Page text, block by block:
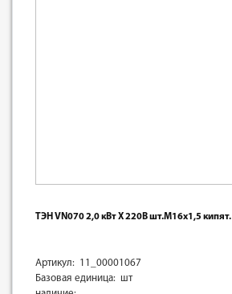
ТЭН VN070 2,0 кВт X 220В шт.М16х1,5 кипят.
Артикул: 11_00001067
Базовая единица: шт